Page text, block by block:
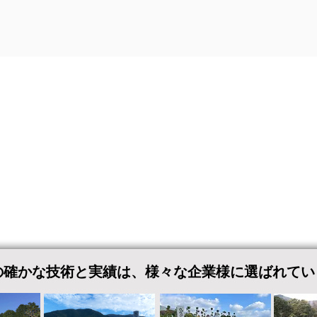
確かな技術と実績は、様々な企業様に選ばれて